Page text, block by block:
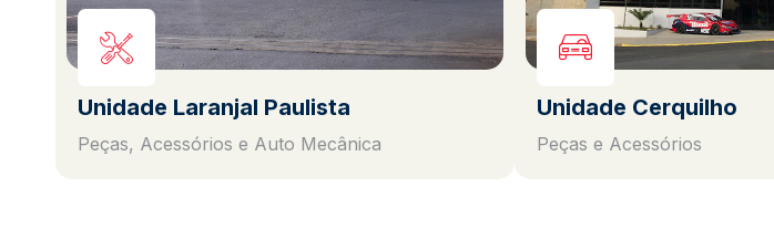
Unidade Laranjal Paulista
Peças, Acessórios e Auto Mecânica
Unidade Cerquilho
Peças e Acessórios